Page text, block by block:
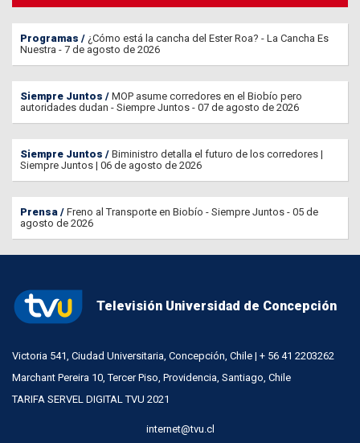
Programas
¿Cómo está la cancha del Ester Roa? - La Cancha Es
Nuestra - 7 de agosto de 2026
Siempre Juntos
MOP asume corredores en el Biobío pero
autoridades dudan - Siempre Juntos - 07 de agosto de 2026
Siempre Juntos
Biministro detalla el futuro de los corredores |
Siempre Juntos | 06 de agosto de 2026
Prensa
Freno al Transporte en Biobío - Siempre Juntos - 05 de
agosto de 2026
Televisión Universidad de Concepción
Victoria 541, Ciudad Universitaria, Concepción, Chile | + 56 41 2203262
Marchant Pereira 10, Tercer Piso, Providencia, Santiago, Chile
TARIFA SERVEL DIGITAL TVU 2021
internet@tvu.cl